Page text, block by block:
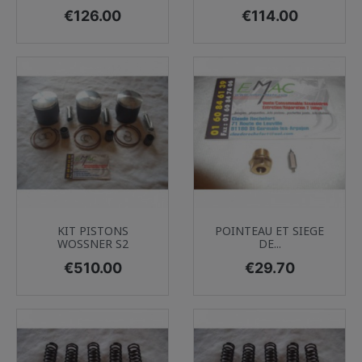
Price
€126.00 Price
€114.00
KIT PISTONS
WOSSNER S2
Price
€510.00
POINTEAU ET SIEGE
DE...
Price
€29.70